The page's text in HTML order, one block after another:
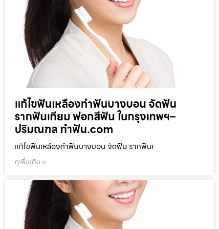
แก้ไขฟันเหลืองทำฟันบางบอน จัดฟัน
รากฟันเทียม ฟอกสีฟัน ในกรุงเทพฯ–
ปริมณฑล ทำฟัน.com
แก้ไขฟันเหลืองทำฟันบางบอน จัดฟัน รากฟันเ
ดูเพิ่มเติม »